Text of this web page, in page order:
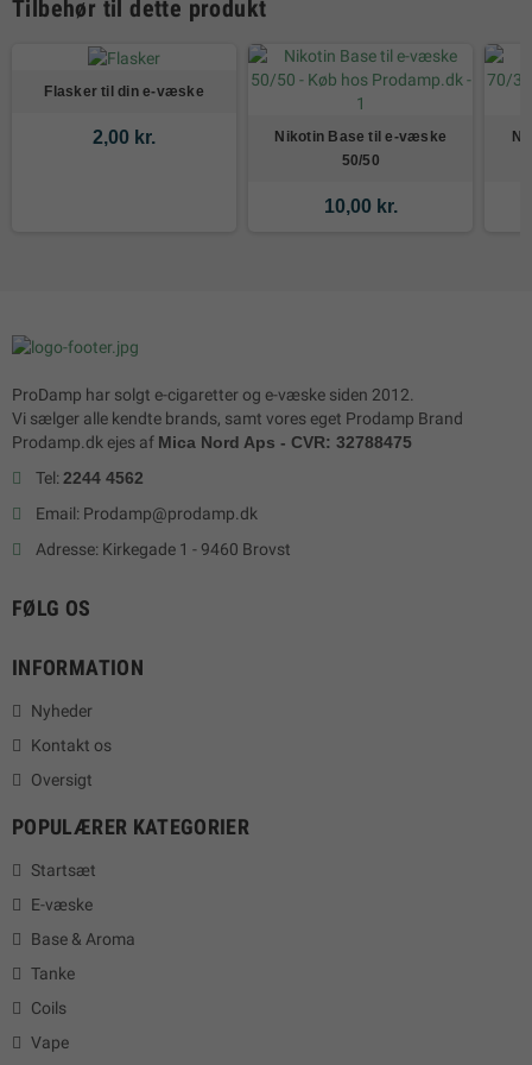
Tilbehør til dette produkt
Flasker til din e-væske
2,00 kr.
Nikotin Base til e-væske
50/50
10,00 kr.
ProDamp har solgt e-cigaretter og e-væske siden 2012.
Vi sælger alle kendte brands, samt vores eget Prodamp Brand
Prodamp.dk ejes af Mica Nord Aps - CVR: 32788475
Tel:2244 4562
Email: Prodamp@prodamp.dk
Adresse: Kirkegade 1 - 9460 Brovst
FØLG OS
INFORMATION
Nyheder
Kontakt os
Oversigt
POPULÆRER KATEGORIER
Startsæt
E-væske
Base & Aroma
Tanke
Coils
Vape